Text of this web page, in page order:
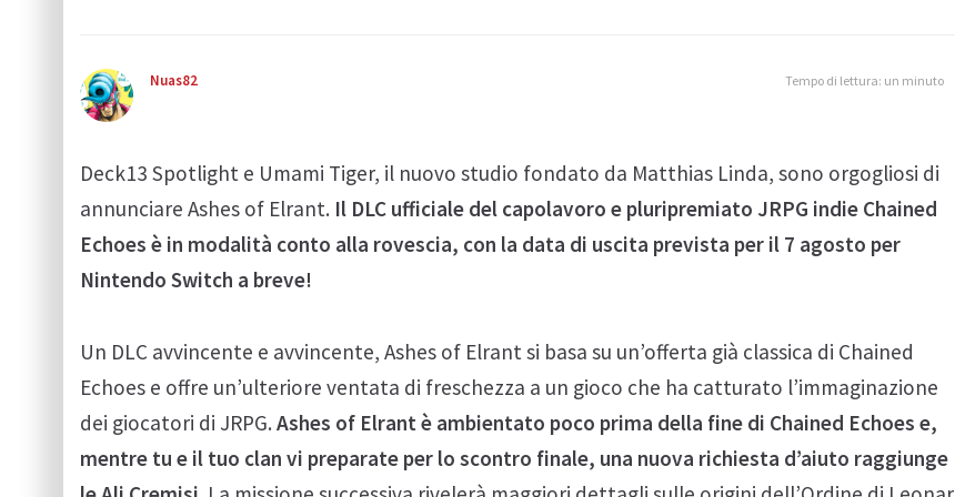
Nuas82 Tempo di lettura: un minuto
Deck13 Spotlight e Umami Tiger, il nuovo studio fondato da Matthias Linda, sono orgogliosi di
annunciare Ashes of Elrant. Il DLC ufficiale del capolavoro e pluripremiato JRPG indie Chained
Echoes è in modalità conto alla rovescia, con la data di uscita prevista per il 7 agosto per
Nintendo Switch a breve!
Un DLC avvincente e avvincente, Ashes of Elrant si basa su un’offerta già classica di Chained
Echoes e offre un’ulteriore ventata di freschezza a un gioco che ha catturato l’immaginazione
dei giocatori di JRPG. Ashes of Elrant è ambientato poco prima della fine di Chained Echoes e,
mentre tu e il tuo clan vi preparate per lo scontro finale, una nuova richiesta d’aiuto raggiunge